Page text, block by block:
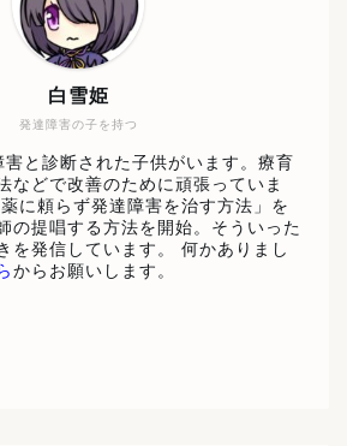
発達障害の子を持つ
白雪姫
と診断された子供がいます。療育
などで改善のために頑張っていま
に頼らず発達障害を治す方法」を
の提唱する方法を開始。そういった
を発信しています。 何かありまし
からお願いします。